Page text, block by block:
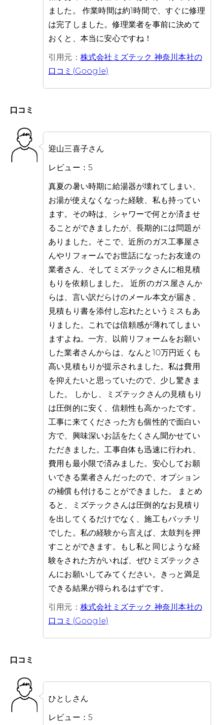
ました。 作業時間は約1時間で、すぐに修理
は完了しました。修理業者を事前に決めて
おくと、本当に安心ですね！
引用元： 株式会社ミズテック 神奈川本社の
口コミ(Google)
口コミ
迎山三喜子さん
レビュー：5
真夏の暑い時期に給湯器が壊れてしまい、
お湯が使えなくなった経験、私も持ってい
ます。その時は、シャワーで何とか済ませ
ることができましたが、長期的には問題が
ありました。そこで、近所のガス工事屋さ
んやリフォームでお世話になったお友達の
業者さん、そしてミズテックさんに相見積
もりを依頼しました。 近所のガス屋さんか
らは、言い訳だらけのメール本文が届き、
見積もり書を添付し忘れたというミスもあ
りました。これでは信頼感が薄れてしまい
ますよね。一方、以前リフォームをお願い
した業者さんからは、なんと10万円近くも
高い見積もりが提示されました。私は費用
を抑えたいと思っていたので、少し驚きま
した。 しかし、ミズテックさんの見積もり
は圧倒的に安く、信頼性も高かったです。
工事に来てくださった方も個性的で面白い
方で、興味深いお話をたくさん聞かせてい
ただきました。工事自体も迅速に行われ、
費用も最小限で済みました。安心してお願
いできる業者さんだったので、オプション
の補償も付けることができました。 まとめ
ると、ミズテックさんは圧倒的なお見積り
を出してくるだけでなく、施工もバッチリ
でした。私の経験から言えば、太鼓判を押
すことができます。もし私と同じような経
験をされた方がいれば、ぜひミズテックさ
んにお願いしてみてください。きっと満足
できる結果が得られるはずです。
引用元： 株式会社ミズテック 神奈川本社の
口コミ(Google)
口コミ
ひとしさん
レビュー：5